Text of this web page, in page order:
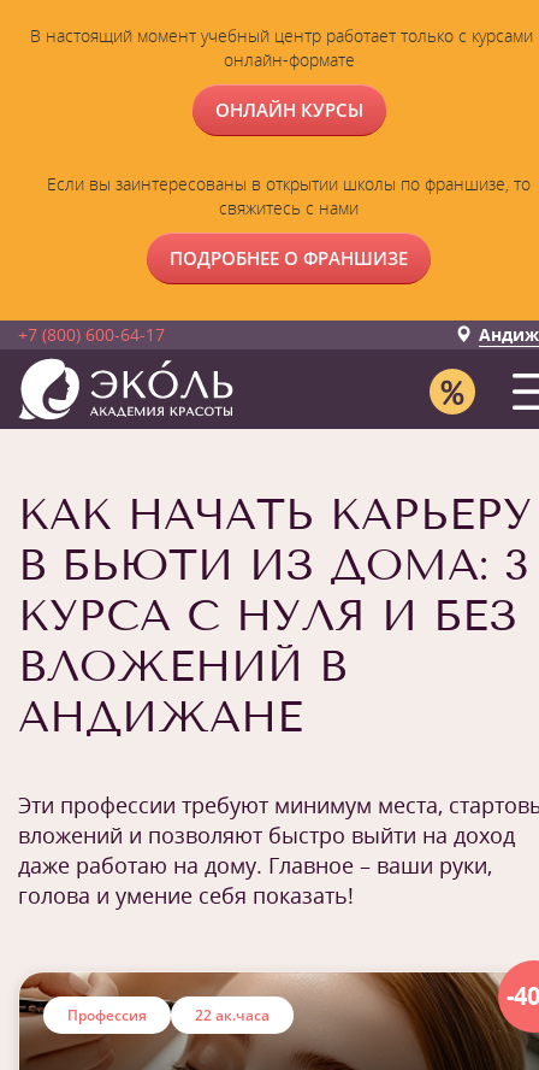
В настоящий момент учебный центр работает только с курсами
онлайн-формате
ОНЛАЙН КУРСЫ
Если вы заинтересованы в открытии школы по франшизе, то
свяжитесь с нами
ПОДРОБНЕЕ О ФРАНШИЗЕ
+7 (800) 600-64-17
КАК НАЧАТЬ КАРЬЕРУ
В БЬЮТИ ИЗ ДОМА: 3
КУРСА С НУЛЯ И БЕЗ
ВЛОЖЕНИЙ В
АНДИЖАНЕ
Эти профессии требуют минимум места,
вложений и позволяют быстро выйти на доход
даже работаю на дому. Главное – ваши руки,
голова и умение себя показать!
-
Профессия 22 ак.часа